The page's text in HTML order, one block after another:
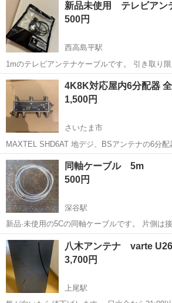
新品未使用 テレビアン
500円
西高島平駅
1mのテレビアンテナケーブルで
埼玉 和光市 西高島平駅 テレビ
4K8K対応屋内6分配器
1,500円
さいたま市
MAXTEL SHD6AT 地デジ、BSアンテナの6分配
通過タイプ。屋内使用で非常に綺麗です。 動作
明も可能です。 取り付けネジ、アース接続ネジ
埼玉 さいたま市 テレビ
同軸ケーブル 5m
500円
深谷駅
新品·未使用の5Cの同軸ケーブルです。 片側は
け済です。 5Cの同軸ケーブルですので、地デ
にも対応しています。 延長アンテナコードなど
うか?
埼玉 深谷市 深谷駅 テレビ
八木アンテナ varte
3,700円
上尾駅